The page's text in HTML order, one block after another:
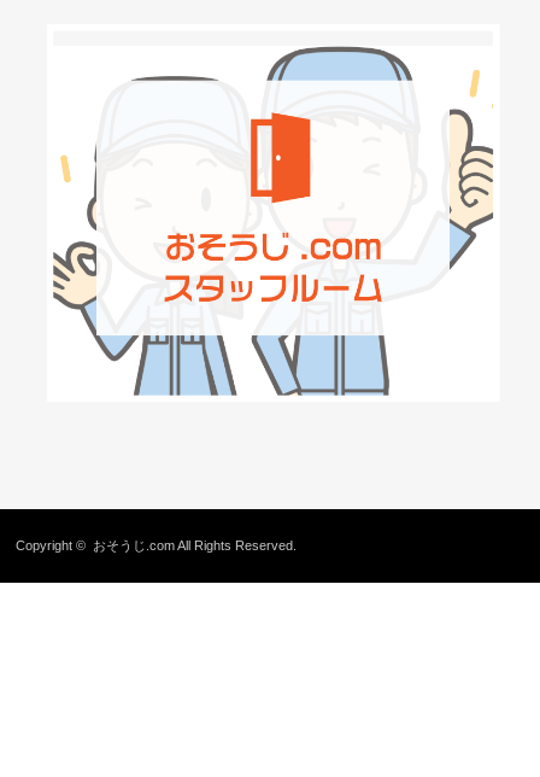
Copyright © おそうじ.comAll Rights Reserved.